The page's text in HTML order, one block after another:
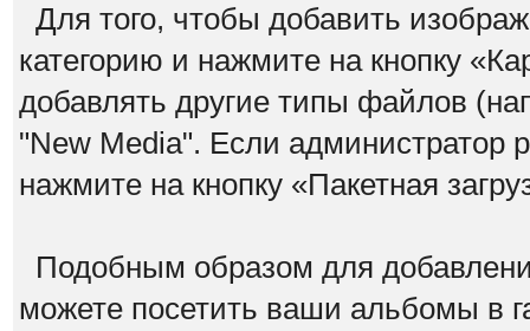
Для того, чтобы добавить
категорию и нажмите на кнопку
добавлять другие типы файлов
"New Media". Если администратор
нажмите на кнопку «Пакетная
Подобным образом для
можете посетить ваши альбомы в